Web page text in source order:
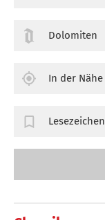
Dolomiten
In der Nähe
Lesezeichen